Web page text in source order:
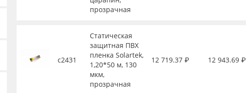
прозрачная
с2431
Статическая
защитная ПВХ
пленка Solartek,
1,20*50 м, 130
мкм,
прозрачная
12 719.37 ₽ 12 943.69 ₽